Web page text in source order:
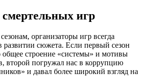
игр
организаторы игр всегда
сюжета. Если первый сезон
общее строение «системы» и мотивы
второй погружал нас в коррупцию
и давал более широкий взгляд на